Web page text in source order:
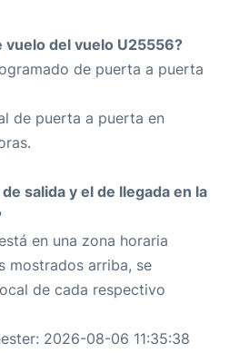
vuelo del vuelo U25556?
de puerta a puerta
de puerta a puerta en
salida y el de llegada en la
en una zona horaria
mostrados arriba, se
de cada respectivo
2026-08-06 11:35:38